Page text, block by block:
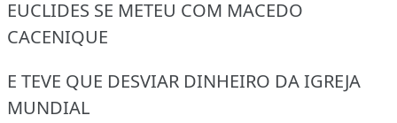
EUCLIDES SE METEU COM MACEDO
CACENIQUE
E TEVE QUE DESVIAR DINHEIRO DA IGREJA
MUNDIAL